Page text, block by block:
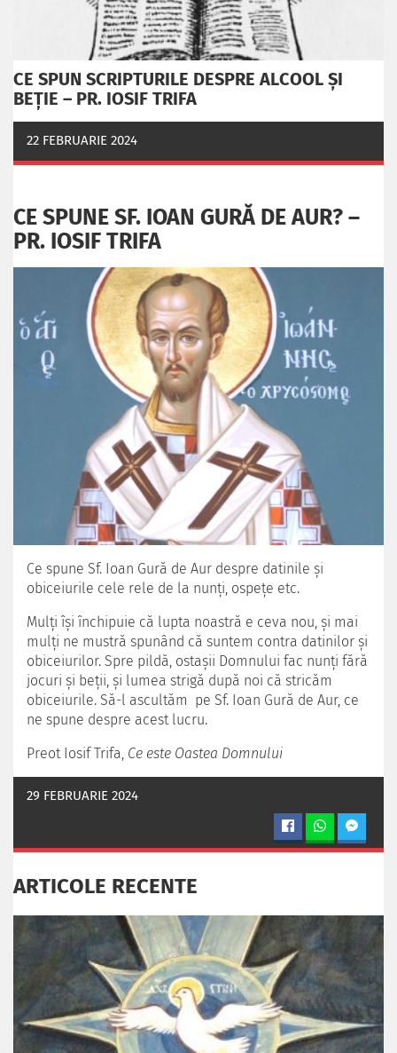
CE SPUN SCRIPTURILE DESPRE ALCOOL ȘI
BEȚIE – PR. IOSIF TRIFA
22 FEBRUARIE 2024
CE SPUNE SF. IOAN GURĂ DE AUR? –
PR. IOSIF TRIFA
Ce spune Sf. Ioan Gură de Aur despre datinile şi
obiceiurile cele rele de la nunţi, ospeţe etc.
Mulţi îşi închipuie că lupta noastră e ceva nou, şi mai
mulţi ne mustră spunând că suntem contra datinilor şi
obiceiurilor. Spre pildă, ostaşii Domnului fac nunţi fără
jocuri şi beţii, şi lumea strigă după noi că stricăm
obiceiurile. Să-l ascultăm pe Sf. Ioan Gură de Aur, ce
ne spune despre acest lucru.
Preot Iosif Trifa, Ce este Oastea Domnului
29 FEBRUARIE 2024
ARTICOLE RECENTE